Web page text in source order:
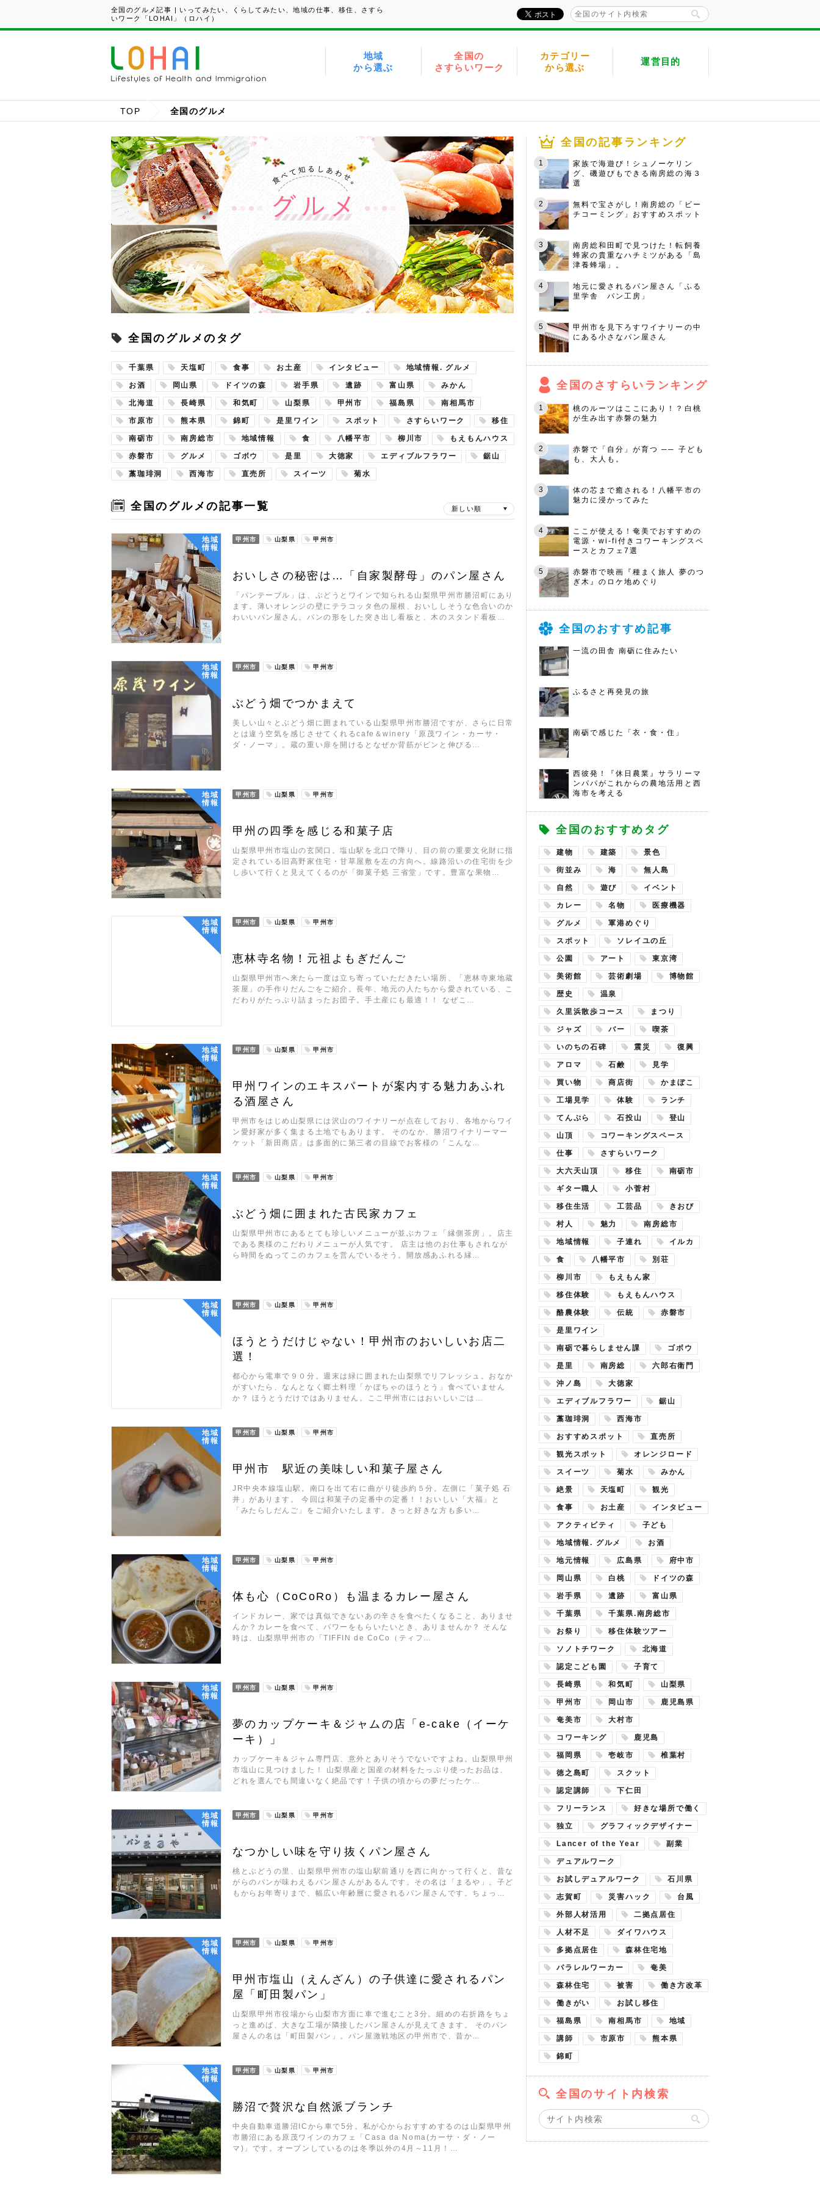
全国のグルメ記事 | いってみたい、くらしてみたい、地域の仕事、移住、さすら
いワーク「LOHAI」（ロハイ）
地域
から選ぶ
全国の
さすらいワーク
カテゴリー
から選ぶ
運営目的
TOP 全国のグルメ
全国のグルメのタグ
千葉県 天塩町 食事 お土産 インタビュー 地域情報. グルメ
お酒 岡山県 ドイツの森 岩手県 遺跡 富山県 みかん
北海道 長崎県 和気町 山梨県 甲州市 福島県 南相馬市
市原市 熊本県 錦町 是里ワイン スポット さすらいワーク 移住
南砺市 南房総市 地域情報 食 八幡平市 柳川市 もえもんハウス
赤磐市 グルメ ゴボウ 是里 大徳家 エディブルフラワー 鋸山
藁珈琲洞 西海市 直売所 スイーツ 菊水
全国のグルメの記事一覧 新しい順
地域
情報
甲州市 山梨県 甲州市
おいしさの秘密は…「自家製酵母」のパン屋さん
「パンテーブル」は、ぶどうとワインで知られる山梨県甲州市勝沼町にあり
ます。薄いオレンジの壁にテラコッタ色の屋根、おいししそうな色合いのか
わいいパン屋さん。パンの形をした突き出し看板と、木のスタンド看板…
地域
情報
甲州市 山梨県 甲州市
ぶどう畑でつかまえて
美しい山々とぶどう畑に囲まれている山梨県甲州市勝沼ですが、さらに日常
とは違う空気を感じさせてくれるcafe＆winery「原茂ワイン・カーサ・
ダ・ノーマ」。蔵の重い扉を開けるとなぜか背筋がピンと伸びる…
地域
情報
甲州市 山梨県 甲州市
甲州の四季を感じる和菓子店
山梨県甲州市塩山の玄関口。塩山駅を北口で降り、目の前の重要文化財に指
定されている旧高野家住宅・甘草屋敷を左の方向へ。線路沿いの住宅街を少
し歩いて行くと見えてくるのが「御菓子処 三省堂」です。豊富な果物…
地域
情報
甲州市 山梨県 甲州市
恵林寺名物！元祖よもぎだんご
山梨県甲州市へ来たら一度は立ち寄っていただきたい場所、「恵林寺東地蔵
茶屋」の手作りだんごをご紹介。長年、地元の人たちから愛されている、こ
だわりがたっぷり詰まったお団子。手土産にも最適！！ なぜこ…
地域
情報
甲州市 山梨県 甲州市
甲州ワインのエキスパートが案内する魅力あふれ
る酒屋さん
甲州市をはじめ山梨県には沢山のワイナリーが点在しており、各地からワイ
ン愛好家が多く集まる土地でもあります。 そのなか、勝沼ワイナリーマー
ケット「新田商店」は多面的に第三者の目線でお客様の「こんな…
地域
情報
甲州市 山梨県 甲州市
ぶどう畑に囲まれた古民家カフェ
山梨県甲州市にあるとても珍しいメニューが並ぶカフェ「縁側茶房」。店主
である奥様のこだわりメニューが人気です。 店主は他のお仕事もされなが
ら時間をぬってこのカフェを営んでいるそう。開放感あふれる縁…
地域
情報
甲州市 山梨県 甲州市
ほうとうだけじゃない！甲州市のおいしいお店二
選！
都心から電車で９０分。週末は緑に囲まれた山梨県でリフレッシュ。おなか
がすいたら、なんとなく郷土料理「かぼちゃのほうとう」食べていません
か？ ほうとうだけではありません。ここ甲州市にはおいしいごは…
地域
情報
甲州市 山梨県 甲州市
甲州市 駅近の美味しい和菓子屋さん
JR中央本線塩山駅。南口を出て右に曲がり徒歩約５分。左側に「菓子処 石
井」があります。 今回は和菓子の定番中の定番！！おいしい「大福」と
「みたらしだんご」をご紹介いたします。きっと好きな方も多い…
地域
情報
甲州市 山梨県 甲州市
体も心（CoCoRo）も温まるカレー屋さん
インドカレー、家では真似できないあの辛さを食べたくなること、ありませ
んか？カレーを食べて、パワーをもらいたいとき、ありませんか？ そんな
時は、山梨県甲州市の「TIFFIN de CoCo（ティフ…
地域
情報
甲州市 山梨県 甲州市
夢のカップケーキ＆ジャムの店「e-cake（イーケ
ーキ）」
カップケーキ＆ジャム専門店、意外とありそうでないですよね。山梨県甲州
市塩山に見つけました！ 山梨県産と国産の材料をたっぷり使ったお品は、
どれを選んでも間違いなく絶品です！子供の頃からの夢だったケ…
地域
情報
甲州市 山梨県 甲州市
なつかしい味を守り抜くパン屋さん
桃とぶどうの里、山梨県甲州市の塩山駅前通りを西に向かって行くと、昔な
がらのパンが味わえるパン屋さんがあるんです。その名は「まるや」。子ど
もからお年寄りまで、幅広い年齢層に愛されるパン屋さんです。ちょっ…
地域
情報
甲州市 山梨県 甲州市
甲州市塩山（えんざん）の子供達に愛されるパン
屋「町田製パン」
山梨県甲州市役場から山梨市方面に車で進むこと3分。細めの右折路をちょ
っと進めば、大きな工場が隣接したパン屋さんが見えてきます。 そのパン
屋さんの名は「町田製パン」。パン屋激戦地区の甲州市で、昔か…
地域
情報
甲州市 山梨県 甲州市
勝沼で贅沢な自然派ブランチ
中央自動車道勝沼ICから車で5分。私が心からおすすめするのは山梨県甲州
市勝沼にある原茂ワインのカフェ「Casa da Noma(カーサ・ダ・ノー
マ)」です。オープンしているのは冬季以外の4月～11月！…
全国の記事ランキング
家族で海遊び！シュノーケリン
グ、磯遊びもできる南房総の海３
選
無料で宝さがし！南房総の「ビー
チコーミング」おすすめスポット
南房総和田町で見つけた！転飼養
蜂家の貴重なハチミツがある「島
津養蜂場」。
地元に愛されるパン屋さん「ふる
里学舎 パン工房」
甲州市を見下ろすワイナリーの中
にある小さなパン屋さん
全国のさすらいランキング
桃のルーツはここにあり！？白桃
が生み出す赤磐の魅力
赤磐で「自分」が育つ ── 子ども
も、大人も。
体の芯まで癒される！八幡平市の
魅力に浸かってみた
ここが使える！奄美でおすすめの
電源・wi-fi付きコワーキングスペ
ースとカフェ7選
赤磐市で映画『種まく旅人 夢のつ
ぎ木』のロケ地めぐり
全国のおすすめ記事
一流の田舎 南砺に住みたい
ふるさと再発見の旅
南砺で感じた「衣・食・住」
西彼発！『休日農業』サラリーマ
ンパパがこれからの農地活用と西
海市を考える
全国のおすすめタグ
建物 建築 景色
街並み 海 無人島
自然 遊び イベント
カレー 名物 医療機器
グルメ 軍港めぐり
スポット ソレイユの丘
公園 アート 東京湾
美術館 芸術劇場 博物館
歴史 温泉
久里浜散歩コース まつり
ジャズ バー 喫茶
いのちの石碑 震災 復興
アロマ 石鹸 見学
買い物 商店街 かまぼこ
工場見学 体験 ランチ
てんぷら 石投山 登山
山頂 コワーキングスペース
仕事 さすらいワーク
大六天山頂 移住 南砺市
ギター職人 小菅村
移住生活 工芸品 きおび
村人 魅力 南房総市
地域情報 子連れ イルカ
食 八幡平市 別荘
柳川市 もえもん家
移住体験 もえもんハウス
酪農体験 伝統 赤磐市
是里ワイン
南砺で暮らしません課 ゴボウ
是里 南房総 六郎右衛門
沖ノ島 大徳家
エディブルフラワー 鋸山
藁珈琲洞 西海市
おすすめスポット 直売所
観光スポット オレンジロード
スイーツ 菊水 みかん
絶景 天塩町 観光
食事 お土産 インタビュー
アクティビティ 子ども
地域情報. グルメ お酒
地元情報 広島県 府中市
岡山県 白桃 ドイツの森
岩手県 遺跡 富山県
千葉県 千葉県.南房総市
お祭り 移住体験ツアー
ソノトチワーク 北海道
認定こども園 子育て
長崎県 和気町 山梨県
甲州市 岡山市 鹿児島県
奄美市 大村市
コワーキング 鹿児島
福岡県 壱岐市 椎葉村
徳之島町 スクット
認定講師 下仁田
フリーランス 好きな場所で働く
独立 グラフィックデザイナー
Lancer of the Year 副業
デュアルワーク
お試しデュアルワーク 石川県
志賀町 災害ハック 台風
外部人材活用 二拠点居住
人材不足 ダイワハウス
多拠点居住 森林住宅地
パラレルワーカー 奄美
森林住宅 被害 働き方改革
働きがい お試し移住
福島県 南相馬市 地域
講師 市原市 熊本県
錦町
全国のサイト内検索